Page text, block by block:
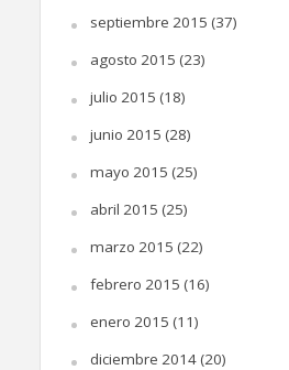
septiembre 2015 (37)
agosto 2015 (23)
julio 2015 (18)
junio 2015 (28)
mayo 2015 (25)
abril 2015 (25)
marzo 2015 (22)
febrero 2015 (16)
enero 2015 (11)
diciembre 2014(20)